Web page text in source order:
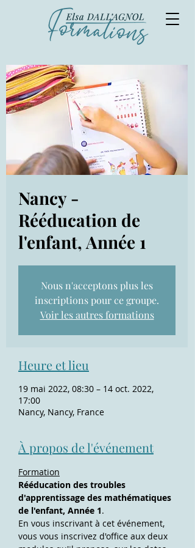
Nancy -
Rééducation de
l'enfant, Année 1
Nous n'acceptons plus les
inscriptions pour ce groupe.
Voir les autres formations
Heure et lieu
19 mai 2022, 08:30 – 14 oct. 2022,
17:00
Nancy, Nancy, France
À propos de l'événement
Formation
Rééducation des troubles
d'apprentissage des mathématiques
de l'enfant, Année 1.
En vous inscrivant à cet événement,
vous vous inscrivez d'office aux deux